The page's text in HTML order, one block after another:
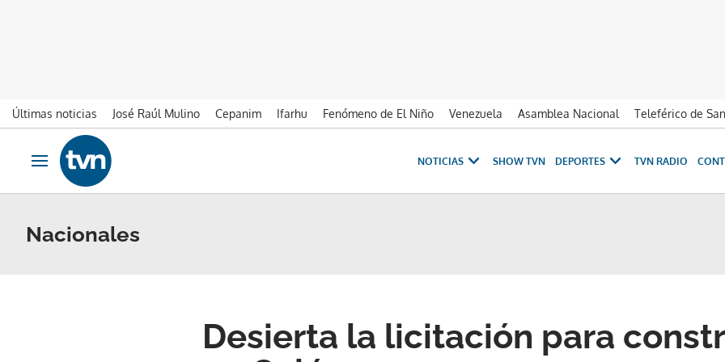
Últimas noticias José Raúl Mulino Cepanim Ifarhu Fenómeno de El Niño Venezuela Asamblea Nacional Teleférico de
Ir al contenido
Obrir navegació
NOTICIAS SHOW TVN DEPORTES TVN RADIO
Nacionales
Desierta la licitación para